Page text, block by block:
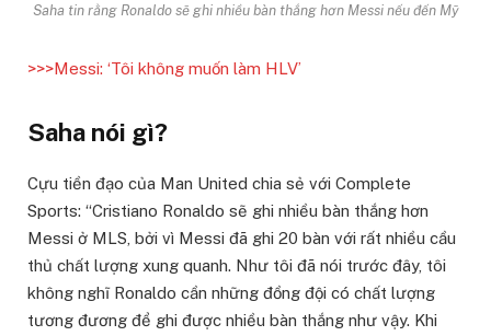
Saha tin rằng Ronaldo sẽ ghi nhiều bàn thắng hơn Messi nếu đến Mỹ
>>>Messi: ‘Tôi không muốn làm HLV’
Saha nói gì?
Cựu tiền đạo của Man United chia sẻ với Complete
Sports: “Cristiano Ronaldo sẽ ghi nhiều bàn thắng hơn
Messi ở MLS, bởi vì Messi đã ghi 20 bàn với rất nhiều cầu
thủ chất lượng xung quanh. Như tôi đã nói trước đây, tôi
không nghĩ Ronaldo cần những đồng đội có chất lượng
tương đương để ghi được nhiều bàn thắng như vậy. Khi